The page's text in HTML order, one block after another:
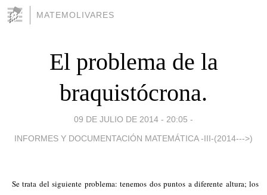
MATEMOLIVARES
El problema de la
braquistócrona.
09 DE JULIO DE 2014 - 20:05 -
INFORMES Y DOCUMENTACIÓN MATEMÁTICA -III-(2014--->)
Se trata del siguiente problema: tenemos dos puntos a diferente altura; los